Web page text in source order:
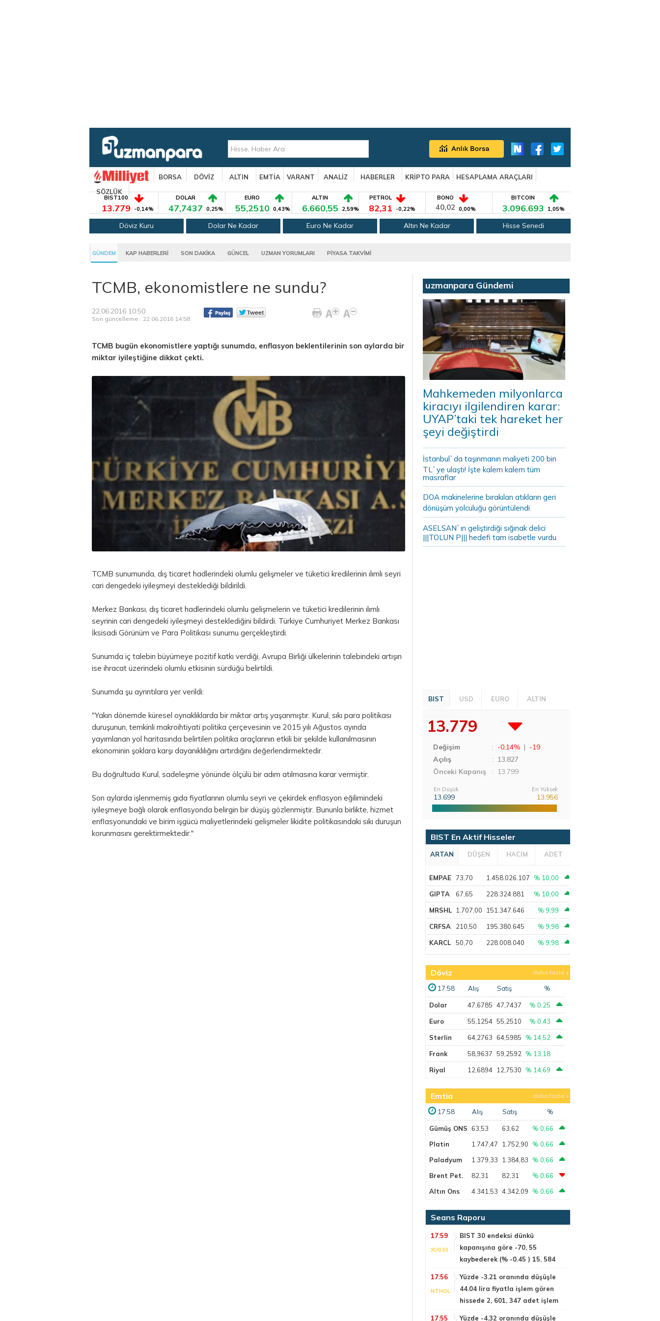
BORSA DÖVİZ ALTIN EMTİA VARANT ANALİZ HABERLER KRİPTO PARA
HESAPLAMA ARAÇLARI
SÖZLÜK
BIST100
13.779 -0,14%
DOLAR
47,7437 0,25%
EURO
55,2510 0,43%
ALTIN
6.660,55 2,59%
PETROL
82,31 -0,22%
BONO
40,02 0,00%
BITCOIN
3.096.693 1,05%
Döviz Kuru Dolar Ne Kadar Euro Ne Kadar Altın Ne Kadar Hisse Senedi
GÜNDEM KAP HABERLERİ SON DAKİKA GÜNCEL UZMAN YORUMLARI PİYASA TAKVİMİ
TCMB, ekonomistlere ne sundu?
22.06.2016 10:50
Son güncelleme : 22.06.2016 14:58
TCMB bugün ekonomistlere yaptığı sunumda, enflasyon beklentilerinin son aylarda bir
miktar iyileştiğine dikkat çekti.
TCMB sunumunda, dış ticaret hadlerindeki olumlu gelişmeler ve tüketici kredilerinin ılımlı seyri
cari dengedeki iyileşmeyi desteklediği bildirildi.
Merkez Bankası, dış ticaret hadlerindeki olumlu gelişmelerin ve tüketici kredilerinin ılımlı
seyrinin cari dengedeki iyileşmeyi desteklediğini bildirdi. Türkiye Cumhuriyet Merkez Bankası
İksisadi Görünüm ve Para Politikası sunumu gerçekleştirdi.
Sunumda iç talebin büyümeye pozitif katkı verdiği, Avrupa Birliği ülkelerinin talebindeki artışın
ise ihracat üzerindeki olumlu etkisinin sürdüğü belirtildi.
Sunumda şu ayrıntılara yer verildi:
"Yakın dönemde küresel oynaklıklarda bir miktar artış yaşanmıştır. Kurul, sıkı para politikası
duruşunun, temkinli makroihtiyati politika çerçevesinin ve 2015 yılı Ağustos ayında
yayımlanan yol haritasında belirtilen politika araçlarının etkili bir şekilde kullanılmasının
ekonominin şoklara karşı dayanıklılığını artırdığını değerlendirmektedir.
Bu doğrultuda Kurul, sadeleşme yönünde ölçülü bir adım atılmasına karar vermiştir.
Son aylarda işlenmemiş gıda fiyatlarının olumlu seyri ve çekirdek enflasyon eğilimindeki
iyileşmeye bağlı olarak enflasyonda belirgin bir düşüş gözlenmiştir. Bununla birlikte, hizmet
enflasyonundaki ve birim işgücü maliyetlerindeki gelişmeler likidite politikasındaki sıkı duruşun
korunmasını gerektirmektedir."
uzmanpara Gündemi
Mahkemeden milyonlarca
kiracıyı ilgilendiren karar:
UYAP’taki tek hareket her
şeyi değiştirdi
İstanbul`da taşınmanın maliyeti 200 bin
TL`ye ulaştı! İşte kalem kalem tüm
masraflar
DOA makinelerine bırakılan atıkların geri
dönüşüm yolculuğu görüntülendi
ASELSAN`ın geliştirdiği sığınak delici
|||TOLUN P||| hedefi tam isabetle vurdu
BIST USD EURO ALTIN
13.779
Değişim : -0,14% | -19
Açılış
: 13.827
Önceki Kapanış
: 13.799
En Düşük
13.699
En Yüksek
13.956
BIST En Aktif Hisseler
ARTAN DÜŞEN HACİM ADET
EMPAE 73,70 1.458.026.107 % 10,00
GIPTA 67,65 228.324.881 % 10,00
MRSHL 1.707,00 151.347.646 % 9,99
CRFSA 210,50 195.380.645 % 9,98
KARCL 50,70 228.008.040 % 9,98
Döviz daha fazla
17:58 Alış Satış %
Dolar 47,6785 47,7437 % 0,25
Euro 55,1254 55,2510 % 0,43
Sterlin 64,2763 64,5985 % 14,52
Frank 58,9637 59,2592 % 13,18
Riyal 12,6894 12,7530 % 14,69
Emtia daha fazla
17:58 Alış Satış %
Gümüş ONS 63,53 63,62
% 0,66
Platin
1.747,47 1.752,90
% 0,66
Paladyum
1.379,33 1.384,83
% 0,66
Brent Pet.
82,31 82,31
% 0,66
Altın Ons
4.341,53 4.342,09 % 0,66
Seans Raporu
17:59
XU030
BIST 30 endeksi dünkü
kapanışına göre -70, 55
kaybederek (% -0.45 ) 15, 584
17:56
NTHOL
Yüzde -3.21 oranında düşüşle
44.04 lira fiyatla işlem gören
hissede 2, 601, 347 adet işlem
17:55
Yüzde -4.32 oranında düşüşle